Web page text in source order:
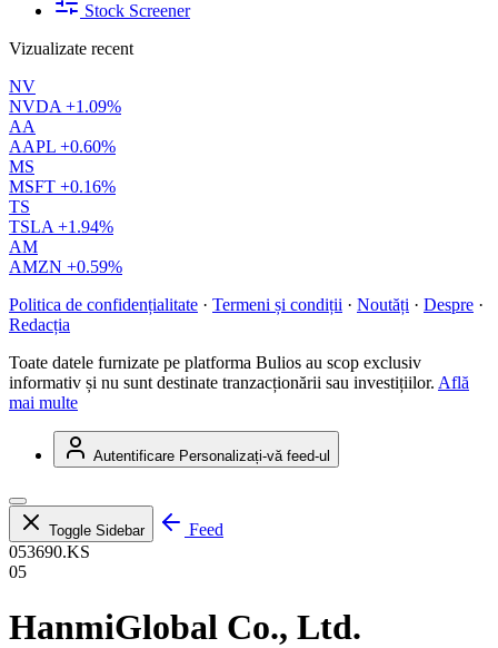
Stock Screener
Vizualizate recent
NV
NVDA +1.09%
AA
AAPL +0.60%
MS
MSFT +0.16%
TS
TSLA +1.94%
AM
AMZN +0.59%
Politica de confidențialitate · Termeni și condiții · Noutăți · Despre ·
Redacția
Toate datele furnizate pe platforma Bulios au scop exclusiv
informativ și nu sunt destinate tranzacționării sau investițiilor. Află
mai multe
Autentificare Personalizați-vă feed-ul
Toggle Sidebar
Feed
053690.KS
05
HanmiGlobal Co., Ltd.